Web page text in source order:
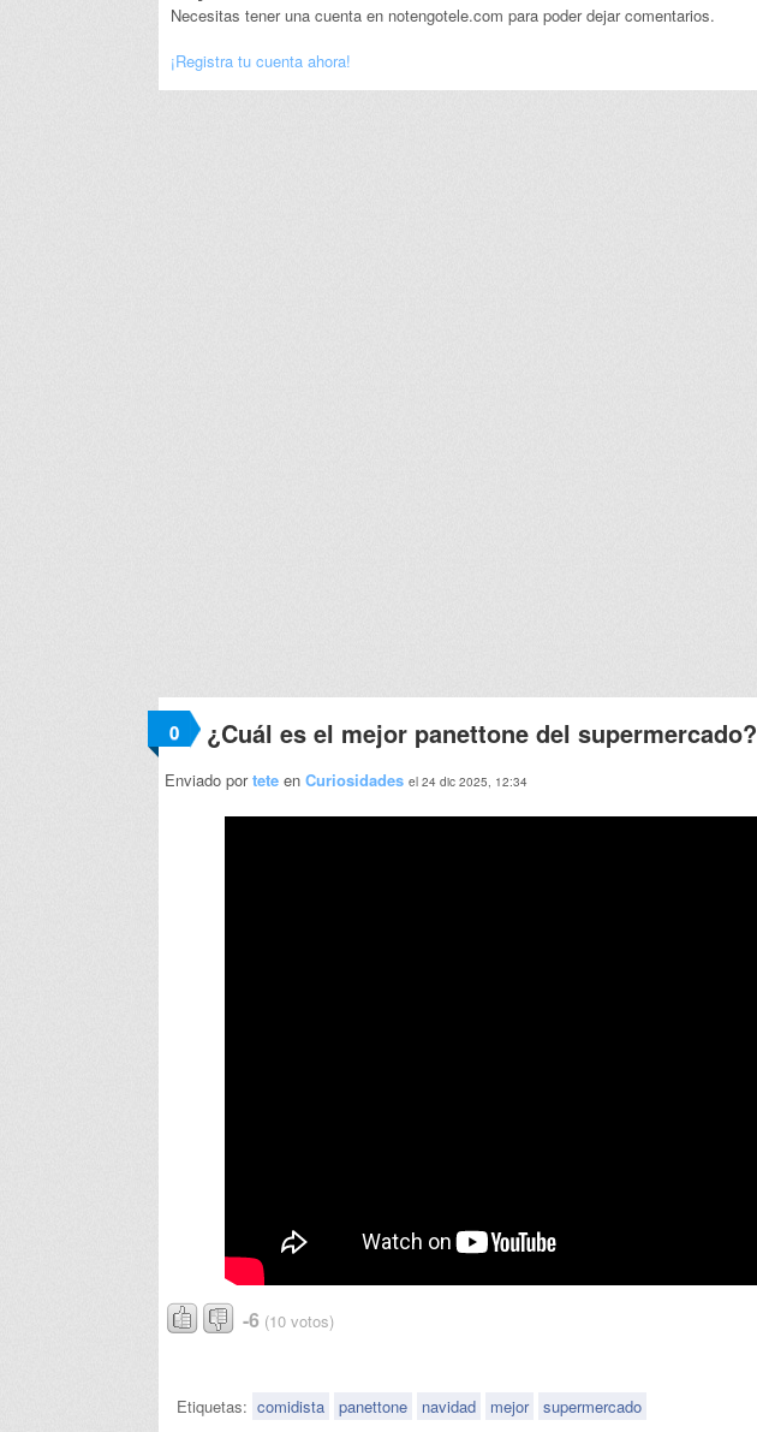
Necesitas tener una cuenta en notengotele.com para poder dejar comentarios.
¡Registra tu cuenta ahora!
0 ¿Cuál es el mejor panettone del supermercado?
Enviado portete en Curiosidades el 24 dic 2025, 12:34
-6 (10 votos)
Etiquetas: comidista panettone navidad mejor supermercado